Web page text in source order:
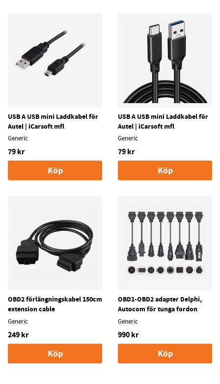
USB A USB mini Laddkabel för
Autel | iCarsoft mfl
Generic
79 kr
Köp
USB A USB mini Laddkabel för
Autel | iCarsoft mfl
Generic
79 kr
Köp
OBD2 förlängningskabel 150cm
extension cable
Generic
249 kr
Köp
OBD1-OBD2 adapter Delphi,
Autocom för tunga fordon
Generic
990 kr
Köp